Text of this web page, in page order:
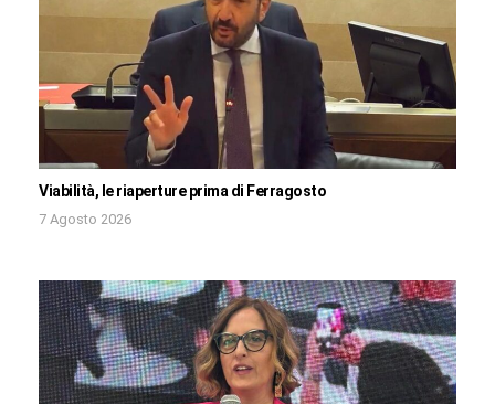
Viabilità, le riaperture prima di Ferragosto
7 Agosto 2026